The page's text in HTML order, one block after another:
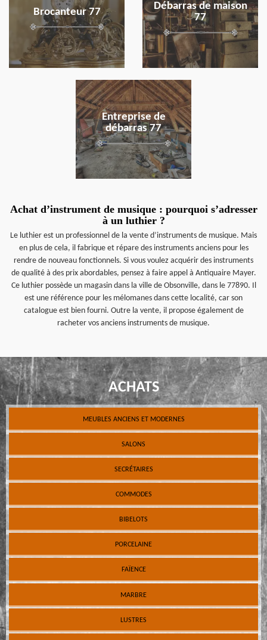
Brocanteur 77
Débarras de maison
77
Entreprise de
débarras 77
en savoir plus
Achat d’instrument de musique : pourquoi s’adresser
à un luthier ?
Le luthier est un professionnel de la vente d’instruments de musique. Mais
en plus de cela, il fabrique et répare des instruments anciens pour les
rendre de nouveau fonctionnels. Si vous voulez acquérir des instruments
de qualité à des prix abordables, pensez à faire appel à Antiquaire Mayer.
Ce luthier possède un magasin dans la ville de Obsonville, dans le 77890. Il
est une référence pour les mélomanes dans cette localité, car son
catalogue est bien fourni. Outre la vente, il propose également de
racheter vos anciens instruments de musique.
ACHATS
MEUBLES ANCIENS ET MODERNES
SALONS
SECRÉTAIRES
COMMODES
BIBELOTS
PORCELAINE
FAÏENCE
MARBRE
LUSTRES